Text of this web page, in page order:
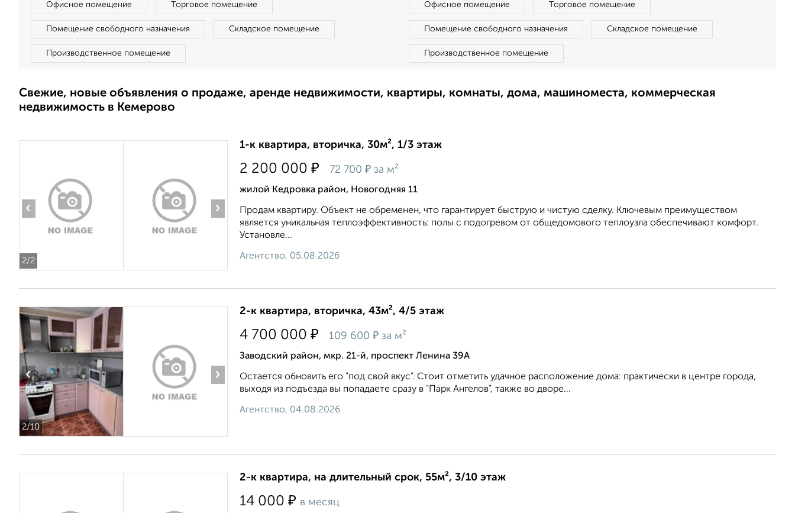
Офисное помещение Торговое помещение
Помещение свободного назначения Складское помещение
Производственное помещение
Офисное помещение Торговое помещение
Помещение свободного назначения Складское помещение
Производственное помещение
Свежие, новые объявления о продаже, аренде недвижимости, квартиры, комнаты, дома, машиноместа, коммерческая
недвижимость в Кемерово
2/2
‹ ›
1-к квартира, вторичка, 30м², 1/3 этаж
2 200 000 ₽ 72 700 ₽ за м²
жилой Кедровка район, Новогодняя 11
Продам квартиру. Объект не обременен, что гарантирует быструю и чистую сделку. Ключевым преимуществом
является уникальная теплоэффективность: полы с подогревом от общедомового теплоузла обеспечивают комфорт.
Установле...
Агентство, 05.08.2026
2/10
‹ ›
2-к квартира, вторичка, 43м², 4/5 этаж
4 700 000 ₽ 109 600 ₽ за м²
Заводский район, мкр. 21-й, проспект Ленина 39А
Остается обновить его "под свой вкус". Стоит отметить удачное расположение дома: практически в центре города,
выходя из подъезда вы попадаете сразу в "Парк Ангелов", также во дворе...
Агентство, 04.08.2026
2-к квартира, на длительный срок, 55м², 3/10 этаж
14 000 ₽ в месяц